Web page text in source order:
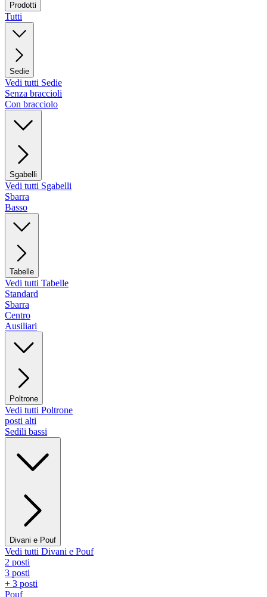
Prodotti
Tutti
Sedie
Vedi tutti Sedie
Senza braccioli
Con bracciolo
Sgabelli
Vedi tutti Sgabelli
Sbarra
Basso
Tabelle
Vedi tutti Tabelle
Standard
Sbarra
Centro
Ausiliari
Poltrone
Vedi tutti Poltrone
posti alti
Sedili bassi
Divani e Pouf
Vedi tutti Divani e Pouf
2 posti
3 posti
+ 3 posti
Pouf